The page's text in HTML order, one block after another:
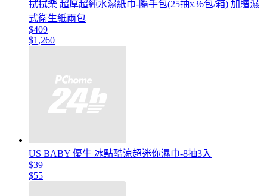
拭拭樂 超厚超純水濕紙巾-隨手包(25抽x36包/箱) 加贈濕
式衛生紙兩包
$409
$1,260
US BABY 優生 冰點酷涼超迷你濕巾-8抽3入
$39
$55